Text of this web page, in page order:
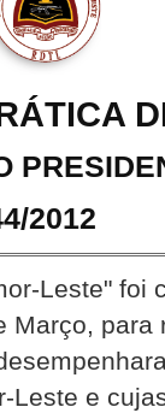
2012
Leste" foi
Março,
Leste e